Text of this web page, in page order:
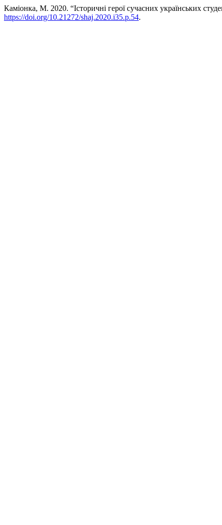
Каміонка, М. 2020. “Історичні герої сучасних українських
https://doi.org/10.21272/shaj.2020.i35.p.54.